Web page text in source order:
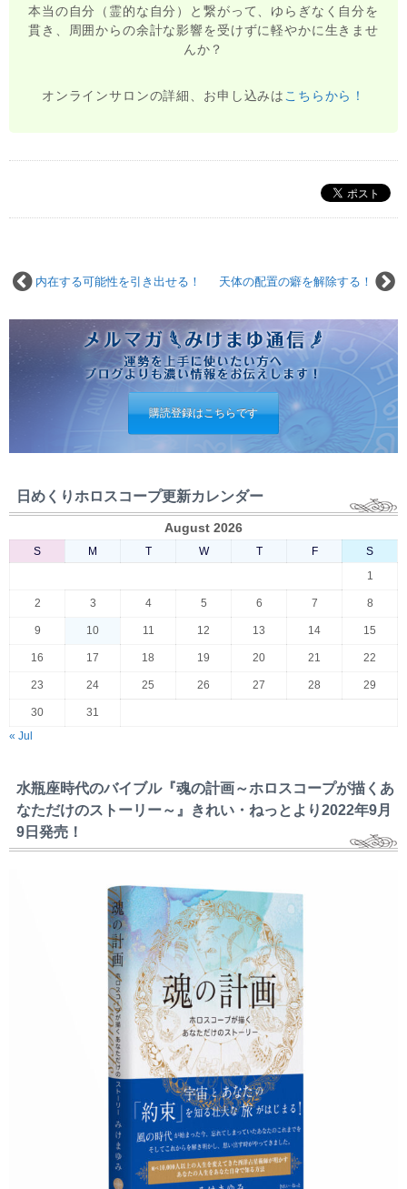
本当の自分（霊的な自分）と繋がって、ゆらぎなく自分を
貫き、周囲からの余計な影響を受けずに軽やかに生きませ
んか？
オンラインサロンの詳細、お申し込みは こちらから！
天体の配置の癖を解除する！
内在する可能性を引き出せる！
購読登録はこちらです
日めくりホロスコープ更新カレンダー
August 2026
S M T W T F
S
1
2 3 4 5 6 7 8
9 10 11 12 13 14 15
16 17 18 19 20 21 22
23 24 25 26 27 28 29
30
31
« Jul
水瓶座時代のバイブル『魂の計画～ホロスコープが描くあ
なただけのストーリー～』きれい・ねっとより2022年9月
9日発売！